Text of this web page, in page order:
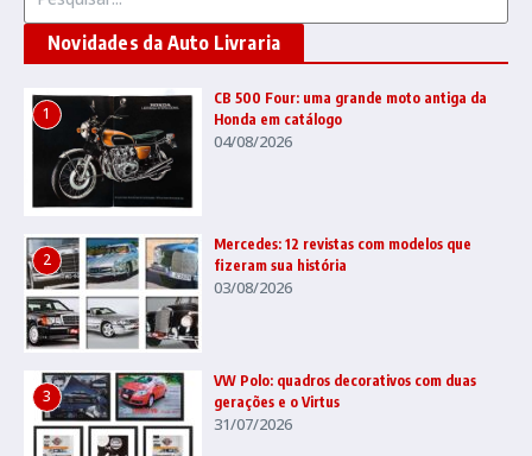
Novidades da Auto Livraria
1
CB 500 Four: uma grande moto antiga da
Honda em catálogo
04/08/2026
2
Mercedes: 12 revistas com modelos que
fizeram sua história
03/08/2026
3
VW Polo: quadros decorativos com duas
gerações e o Virtus
31/07/2026